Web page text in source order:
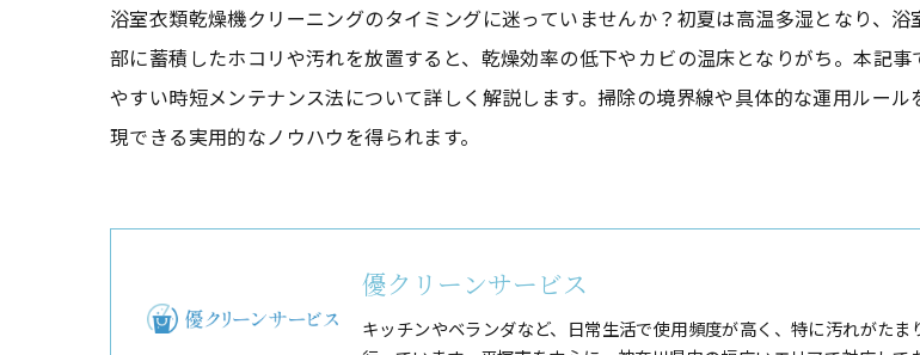
浴室衣類乾燥機クリーニングのタイミングに迷っていませんか？初夏は高温多湿となり、
部に蓄積したホコリや汚れを放置すると、乾燥効率の低下やカビの温床となりがち。本記
やすい時短メンテナンス法について詳しく解説します。掃除の境界線や具体的な運用ルー
現できる実用的なノウハウを得られます。
優クリーンサービス
キッチンやベランダなど、日常生活で使用頻度が高く、特に汚れがた